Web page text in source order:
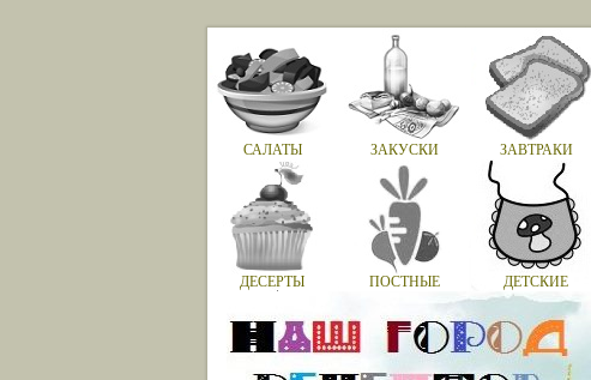
САЛАТЫ ЗАКУСКИ ЗАВТРАКИ
ДЕСЕРТЫ ПОСТНЫЕ ДЕТСКИЕ